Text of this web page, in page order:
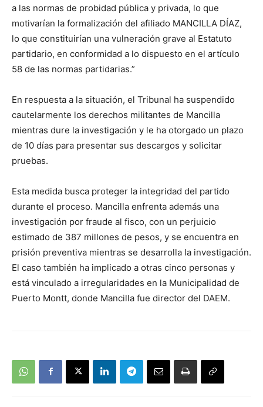
a las normas de probidad pública y privada, lo que
motivarían la formalización del afiliado MANCILLA DÍAZ,
lo que constituirían una vulneración grave al Estatuto
partidario, en conformidad a lo dispuesto en el artículo
58 de las normas partidarias.”
En respuesta a la situación, el Tribunal ha suspendido
cautelarmente los derechos militantes de Mancilla
mientras dure la investigación y le ha otorgado un plazo
de 10 días para presentar sus descargos y solicitar
pruebas.
Esta medida busca proteger la integridad del partido
durante el proceso. Mancilla enfrenta además una
investigación por fraude al fisco, con un perjuicio
estimado de 387 millones de pesos, y se encuentra en
prisión preventiva mientras se desarrolla la investigación.
El caso también ha implicado a otras cinco personas y
está vinculado a irregularidades en la Municipalidad de
Puerto Montt, donde Mancilla fue director del DAEM.